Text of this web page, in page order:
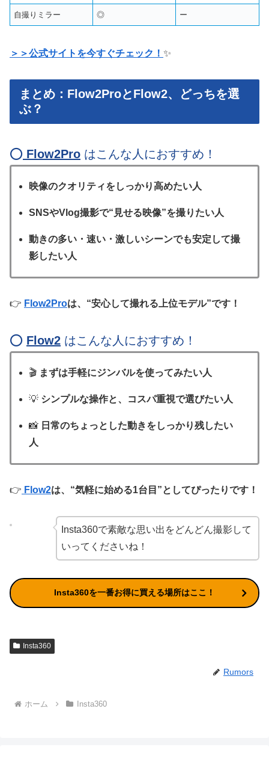
自撮りミラー ◎ ー
＞＞公式サイトを今すぐチェック！ ✨
まとめ：Flow2ProとFlow2、どっちを選
ぶ？
⭕️ Flow2Pro はこんな人におすすめ！
映像のクオリティをしっかり高めたい人
SNSやVlog撮影で“見せる映像”を撮りたい人
動きの多い・速い・激しいシーンでも安定して撮
影したい人
👉 Flow2Proは、“安心して撮れる上位モデル”です！
⭕️ Flow2 はこんな人におすすめ！
🎬 まずは手軽にジンバルを使ってみたい人
💡 シンプルな操作と、コスパ重視で選びたい人
📸 日常のちょっとした動きをしっかり残したい
人
👉 Flow2は、“気軽に始める1台目”としてぴったりです！
Insta360で素敵な思い出をどんどん撮影して
いってくださいね！
Insta360を一番お得に買える場所はここ！
Insta360
Rumors
ホーム Insta360